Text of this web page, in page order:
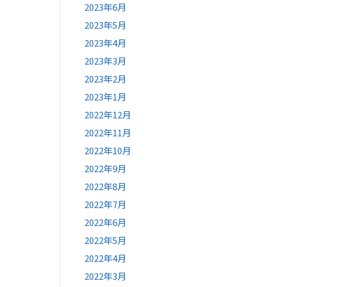
2023年6月
2023年5月
2023年4月
2023年3月
2023年2月
2023年1月
2022年12月
2022年11月
2022年10月
2022年9月
2022年8月
2022年7月
2022年6月
2022年5月
2022年4月
2022年3月